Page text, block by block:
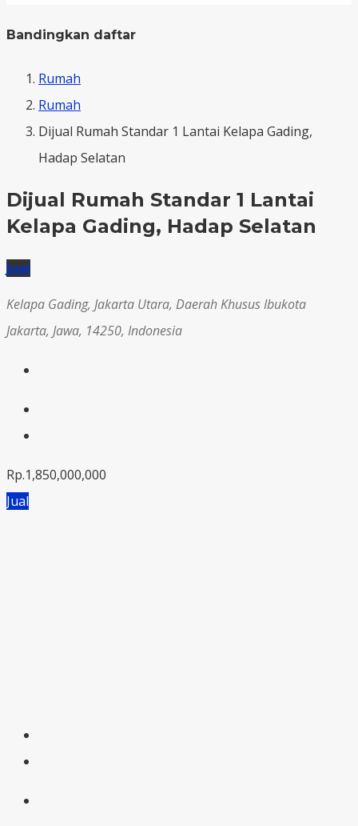
Bandingkan daftar
Rumah
Rumah
Dijual Rumah Standar 1 Lantai Kelapa Gading,
Hadap Selatan
Dijual Rumah Standar 1 Lantai
Kelapa Gading, Hadap Selatan
Jual
Kelapa Gading, Jakarta Utara, Daerah Khusus Ibukota
Jakarta, Jawa, 14250, Indonesia
Rp.1,850,000,000
Jual